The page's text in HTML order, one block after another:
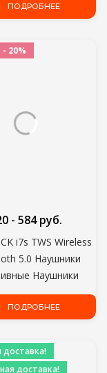
Наушники
Гарнитуры
Телефон
ПОДРОБНЕЕ
20%
i7s TWS Wireless
5.0 Наушники
Наушники
С микрофоном
Samsung Huawei
- 584 руб.
ПОДРОБНЕЕ
доставка!
доставка!